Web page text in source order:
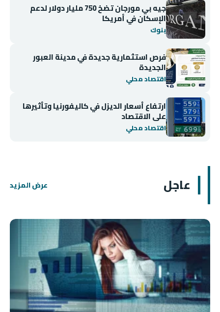
جيه بي مورجان تضخ 750 مليار دولار لدعم
الإسكان في أمريكا
بنوك
فرص استثمارية جديدة في مدينة العبور
الجديدة
اقتصاد محلي
ارتفاع أسعار الديزل في كاليفورنيا وتأثيرها
على الاقتصاد
اقتصاد محلي
عاجل عرض المزيد